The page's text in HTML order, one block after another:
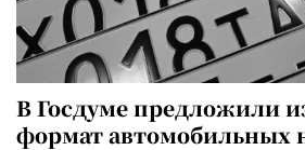
В Госдуме предложили
формат автомобильных